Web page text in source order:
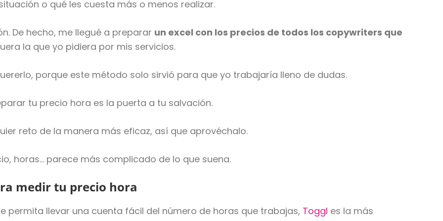
o qué les cuesta más o menos realizar.
De hecho, me llegué a preparar un excel con los precios de todos los copywriters que
la que yo pidiera por mis servicios.
porque este método solo sirvió para que yo trabajaría lleno de dudas.
tu precio hora es la puerta a tu salvación.
reto de la manera más eficaz, así que aprovéchalo.
horas… parece más complicado de lo que suena.
medir tu precio hora
permita llevar una cuenta fácil del número de horas que trabajas, Toggl es la más